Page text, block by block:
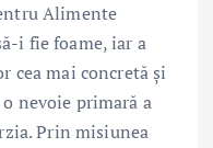
Alimente
i fie foame, iar a
cea mai concretă și
nevoie primară a
Prin misiunea